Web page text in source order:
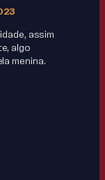
assim
algo
menina.